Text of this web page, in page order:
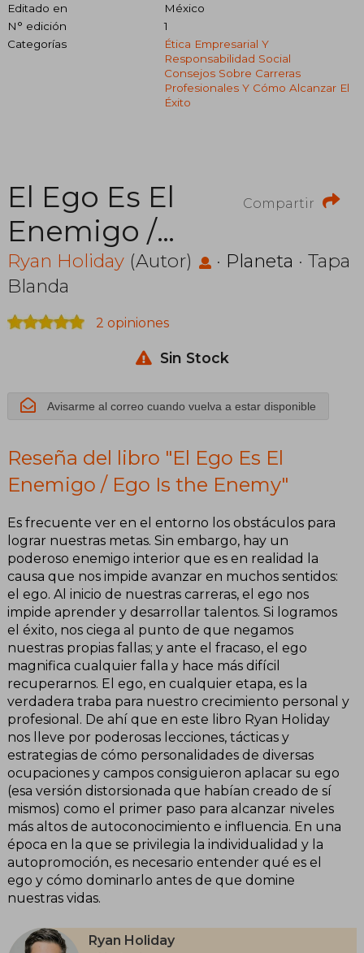
Editado en
México
N° edición
1
Categorías
Ética Empresarial Y
Responsabilidad Social
Consejos Sobre Carreras
Profesionales Y Cómo Alcanzar El
Éxito
Compartir
El Ego Es El
Enemigo /
Ego Is the
Enemy
Ryan Holiday (Autor) · Planeta · Tapa
Blanda
2 opiniones
Sin Stock
Avisarme al correo cuando vuelva a estar disponible
Reseña del libro "El Ego Es El
Enemigo / Ego Is the Enemy"
Es frecuente ver en el entorno los obstáculos para
lograr nuestras metas. Sin embargo, hay un
poderoso enemigo interior que es en realidad la
causa que nos impide avanzar en muchos sentidos:
el ego. Al inicio de nuestras carreras, el ego nos
impide aprender y desarrollar talentos. Si logramos
el éxito, nos ciega al punto de que negamos
nuestras propias fallas; y ante el fracaso, el ego
magnifica cualquier falla y hace más difícil
recuperarnos. El ego, en cualquier etapa, es la
verdadera traba para nuestro crecimiento personal y
profesional. De ahí que en este libro Ryan Holiday
nos lleve por poderosas lecciones, tácticas y
estrategias de cómo personalidades de diversas
ocupaciones y campos consiguieron aplacar su ego
(esa versión distorsionada que habían creado de sí
mismos) como el primer paso para alcanzar niveles
más altos de autoconocimiento e influencia. En una
época en la que se privilegia la individualidad y la
autopromoción, es necesario entender qué es el
ego y cómo dominarlo antes de que domine
nuestras vidas.
Ryan Holiday